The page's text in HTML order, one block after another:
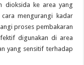
dioksida ke area yang
mengurangi kadar
proses pembakaran
digunakan di area
yang sensitif terhadap